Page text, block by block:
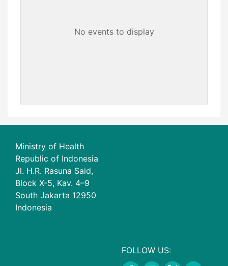
No events to display
Ministry of Health
Republic of Indonesia
Jl. H.R. Rasuna Said,
Block X-5, Kav. 4–9
South Jakarta 12950
Indonesia
FOLLOW US: